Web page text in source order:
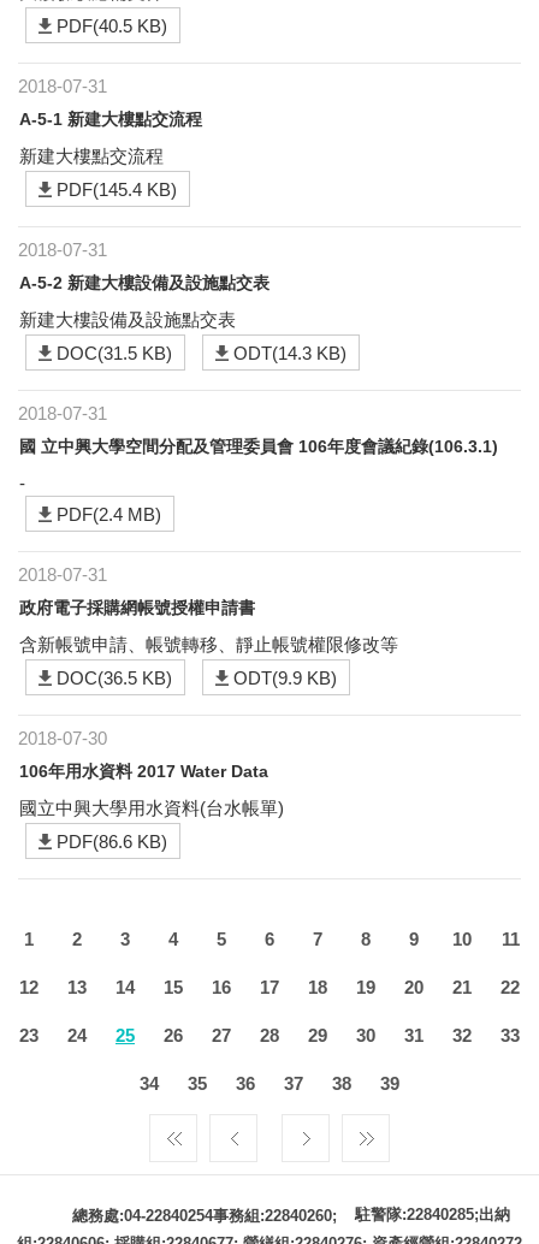
PDF(40.5 KB)
2018-07-31
A-5-1 新建大樓點交流程
新建大樓點交流程
PDF(145.4 KB)
2018-07-31
A-5-2 新建大樓設備及設施點交表
新建大樓設備及設施點交表
DOC(31.5 KB)
ODT(14.3 KB)
2018-07-31
國 立中興大學空間分配及管理委員會 106年度會議紀錄(106.3.1)
-
PDF(2.4 MB)
2018-07-31
政府電子採購網帳號授權申請書
含新帳號申請、帳號轉移、靜止帳號權限修改等
DOC(36.5 KB)
ODT(9.9 KB)
2018-07-30
106年用水資料 2017 Water Data
國立中興大學用水資料(台水帳單)
PDF(86.6 KB)
1 2 3 4 5 6 7 8 9 10 11
12 13 14 15 16 17 18 19 20 21 22
23 24 25 26 27 28 29 30 31 32 33
34 35 36 37 38 39
總務處:04-22840254事務組:22840260;
駐警隊:22840285;出納